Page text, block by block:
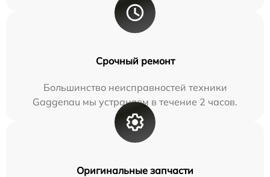
Срочный ремонт
Большинство неисправностей техники
Gaggenau мы устраняем в течение 2 часов.
Оригинальные запчасти